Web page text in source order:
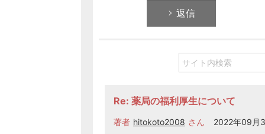
返信
Re: 薬局の福利厚生について
著者 hitokoto2008 さん 2022年09月